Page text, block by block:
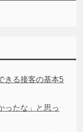
きる接客の基本5
ったな」と思っ